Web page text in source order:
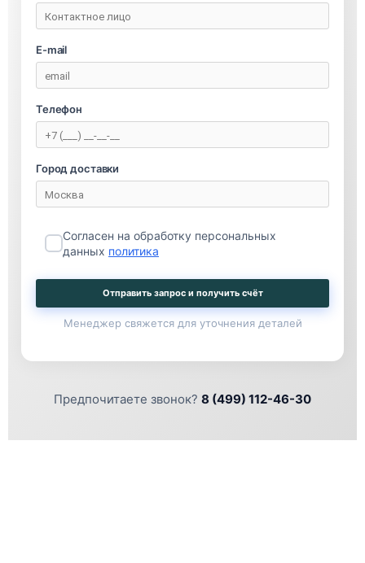
E-mail
Телефон
Город доставки
Согласен на обработку персональных
данных политика
Отправить запрос и получить счёт
Менеджер свяжется для уточнения деталей
Предпочитаете звонок? 8 (499) 112-46-30